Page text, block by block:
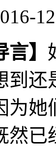
言】
到还
为她
然已